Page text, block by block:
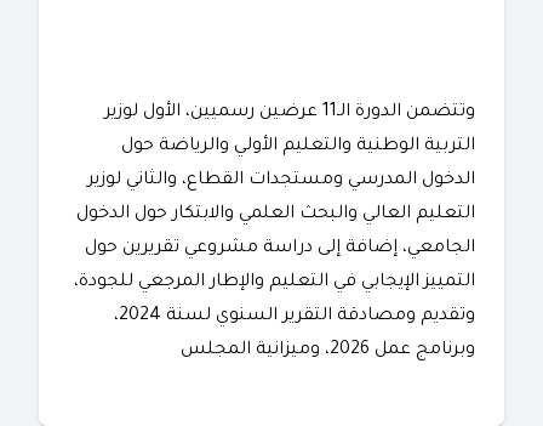
وتتضمن الدورة الـ11 عرضين رسميين، الأول لوزير
التربية الوطنية والتعليم الأولي والرياضة حول
الدخول المدرسي ومستجدات القطاع، والثاني لوزير
التعليم العالي والبحث العلمي والابتكار حول الدخول
الجامعي، إضافة إلى دراسة مشروعي تقريرين حول
التمييز الإيجابي في التعليم والإطار المرجعي للجودة،
وتقديم ومصادقة التقرير السنوي لسنة 2024،
وبرنامج عمل 2026، وميزانية المجلس